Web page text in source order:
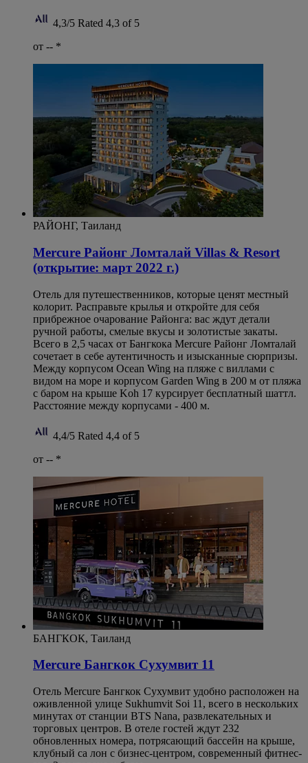
4,3/5 Rated 4,3 of 5
от -- *
РАЙОНГ, Таиланд
Mercure Районг Ломталай Villas & Resort
(открытие: март 2022 г.)
Отель для путешественников, которые ценят местный
колорит. Расправьте крылья и откройте для себя
прибрежное очарование Районга: вас ждут детали
ручной работы, смелые вкусы и золотистые закаты.
Всего в 2,5 часах от Бангкока Mercure Районг Ломталай
сочетает в себе аутентичность и изысканные сюрпризы.
Между корпусом Ocean Wing на пляже с виллами с
видом на море и корпусом Garden Wing в 200 м от пляжа
с баром на крыше Koh 17 курсирует бесплатный шаттл.
Расстояние между корпусами - 400 м.
4,4/5 Rated 4,4 of 5
от -- *
БАНГКОК, Таиланд
Mercure Бангкок Сухумвит 11
Отель Mercure Бангкок Сухумвит удобно расположен на
оживленной улице Sukhumvit Soi 11, всего в нескольких
минутах от станции BTS Nana, развлекательных и
торговых центров. В отеле гостей ждут 232
обновленных номера, потрясающий бассейн на крыше,
клубный са лон с бизнес-центром, современный фитнес-